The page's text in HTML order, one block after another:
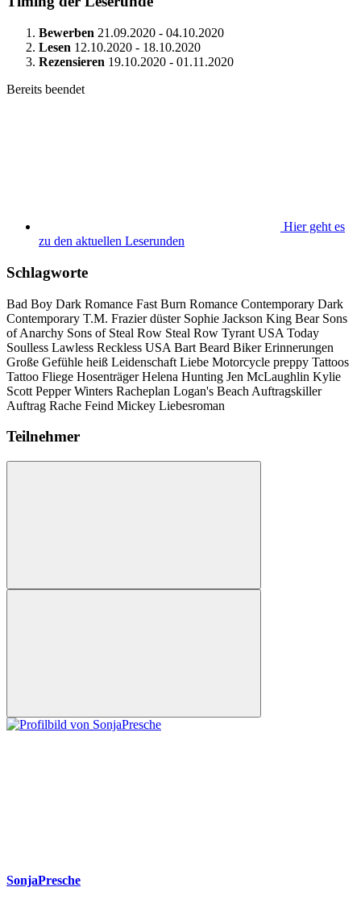
Bewerben 21.09.2020 - 04.10.2020
Lesen 12.10.2020 - 18.10.2020
Rezensieren 19.10.2020 - 01.11.2020
Bereits beendet
Hier geht es
zu den aktuellen Leserunden
Schlagworte
Bad Boy Dark Romance Fast Burn Romance Contemporary Dark
Contemporary T.M. Frazier düster Sophie Jackson King Bear Sons
of Anarchy Sons of Steal Row Steal Row Tyrant USA Today
Soulless Lawless Reckless USA Bart Beard Biker Erinnerungen
Große Gefühle heiß Leidenschaft Liebe Motorcycle preppy Tattoos
Tattoo Fliege Hosenträger Helena Hunting Jen McLaughlin Kylie
Scott Pepper Winters Racheplan Logan's Beach Auftragskiller
Auftrag Rache Feind Mickey Liebesroman
Teilnehmer
SonjaPresche